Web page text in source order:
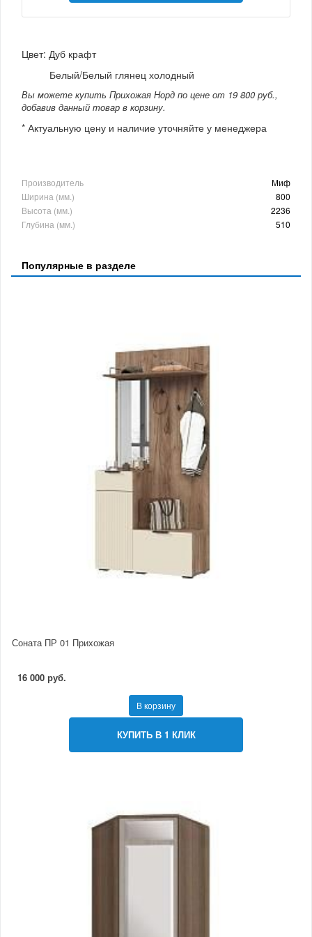
Цвет: Дуб крафт
Белый/Белый глянец холодный
Вы можете купить Прихожая Норд по цене от 19 800 руб.,
добавив данный товар в корзину.
* Актуальную цену и наличие уточняйте у менеджера
Производитель
Миф
Ширина (мм.)
800
Высота (мм.)
2236
Глубина (мм.)
510
Популярные в разделе
Соната ПР 01 Прихожая
16 000 руб.
В корзину
КУПИТЬ В 1 КЛИК